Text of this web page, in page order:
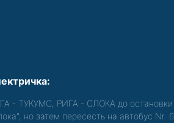
- ТУКУМС, РИГА - СЛОКА до остановки
но затем пересесть на автобус Nr. 6